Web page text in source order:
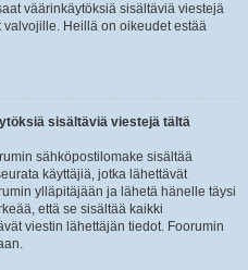
väärinkäytöksiä sisältäviä viestejä
Heillä on oikeudet estää
sisältäviä viestejä tältä
sähköpostilomake sisältää
käyttäjiä, jotka lähettävät
ylläpitäjään ja lähetä hänelle täysi
että se sisältää kaikki
viestin lähettäjän tiedot. Foorumin